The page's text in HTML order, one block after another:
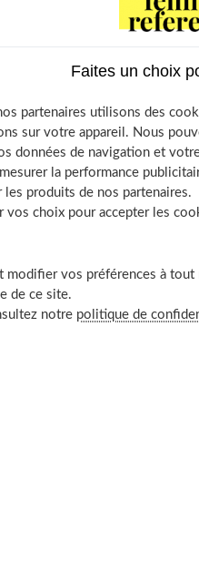
immédiate
de fond pour renforcer les
facteurs aggravants
aussi
et les caillots éventuels
minutes. En cas d'échec,
les croûtes en séchant.
Faites un choix
partenaires utilisons des
sur votre appareil. Nous
données de navigation et
la performance
produits de nos partenaires.
vos choix pour accepter les
modifier vos préférences à
de ce site.
notre politique de